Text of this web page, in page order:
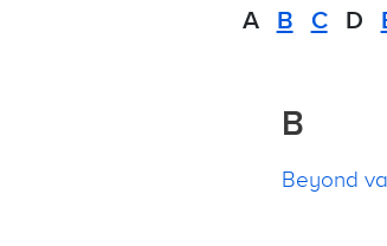
A B C D
B
Beyond